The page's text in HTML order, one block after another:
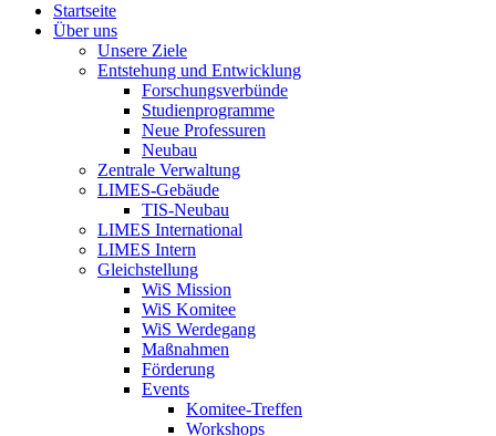
Startseite
Über uns
Unsere Ziele
Entstehung und Entwicklung
Forschungsverbünde
Studienprogramme
Neue Professuren
Neubau
Zentrale Verwaltung
LIMES-Gebäude
TIS-Neubau
LIMES International
LIMES Intern
Gleichstellung
WiS Mission
WiS Komitee
WiS Werdegang
Maßnahmen
Förderung
Events
Komitee-Treffen
Workshops